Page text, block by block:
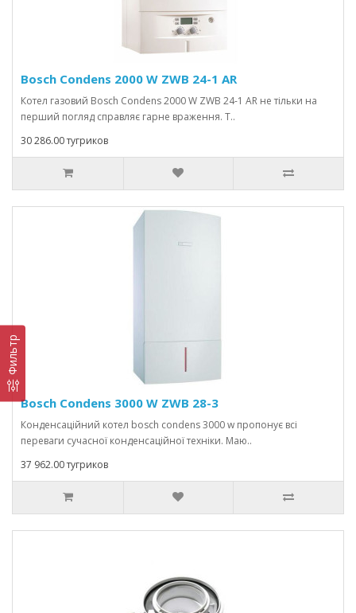
Фильтр
Bosch Condens 2000 W ZWB 24-1 AR
Котел газовий Bosch Condens 2000 W ZWB 24-1 AR не тільки на
перший погляд справляє гарне враження. Т..
30 286.00 тугриков
Bosch Condens 3000 W ZWB 28-3
Конденсаційний котел bosch condens 3000 w пропонує всі
переваги сучасної конденсаційної техніки. Маю..
37 962.00 тугриков